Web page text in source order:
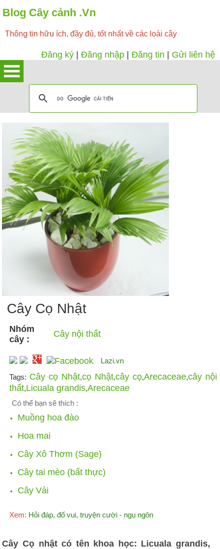
Blog Cây cảnh .Vn
Thông tin hữu ích, đầy đủ, tốt nhất về các loài cây
Đăng ký Đăng nhập Đăng tin Gửi liên hệ
Cây Cọ Nhật
Nhóm
cây :
Cây nội thất
Lazi.vn
Tags: Cây cọ Nhật,cọ Nhật,cây cọ,Arecaceae,cây nội
thất,Licuala grandis,Arecaceae
Có thể bạn sẽ thích :
Muồng hoa đào
Hoa mai
Cây Xô Thơm (Sage)
Cây tai mèo (bất thực)
Cây Vải
Xem: Hỏi đáp, đố vui, truyện cười - ngụ ngôn
Cây Cọ nhật có tên khoa học: Licuala grandis,